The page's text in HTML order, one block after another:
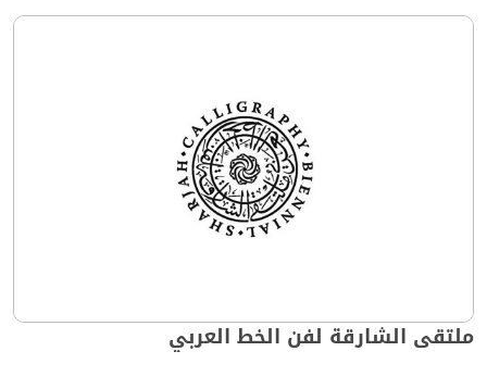
ملتقى الشارقة لفن الخط العربي